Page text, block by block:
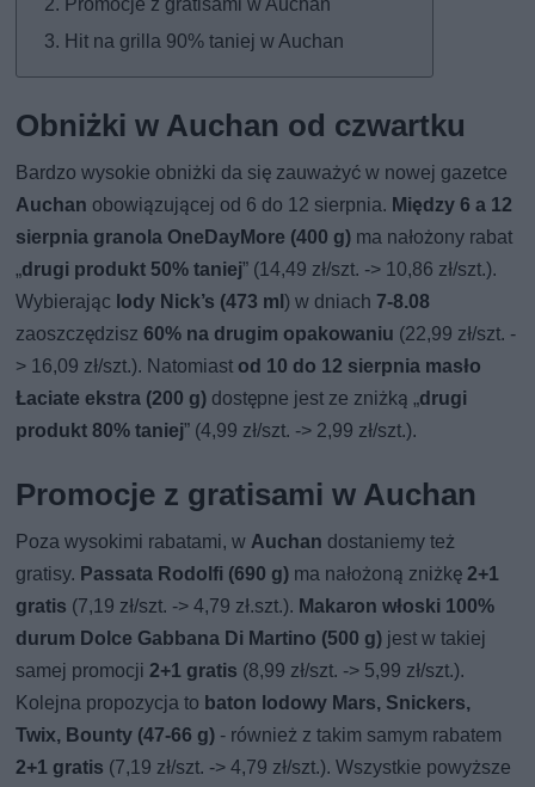
Promocje z gratisami w Auchan
Hit na grilla 90% taniej w Auchan
Obniżki w Auchan od czwartku
Bardzo wysokie obniżki da się zauważyć w nowej gazetce
Auchan obowiązującej od 6 do 12 sierpnia. Między 6 a 12
sierpnia granola OneDayMore (400 g) ma nałożony rabat
„drugi produkt 50% taniej” (14,49 zł/szt. -> 10,86 zł/szt.).
Wybierając lody Nick’s (473 ml) w dniach 7-8.08
zaoszczędzisz60% na drugim opakowaniu (22,99 zł/szt. -
> 16,09 zł/szt.). Natomiast od 10 do 12 sierpnia masło
Łaciate ekstra (200 g) dostępne jest ze zniżką „drugi
produkt 80% taniej” (4,99 zł/szt. -> 2,99 zł/szt.).
Promocje z gratisami w Auchan
Poza wysokimi rabatami, wAuchan dostaniemy też
gratisy. Passata Rodolfi (690 g) ma nałożoną zniżkę2+1
gratis (7,19 zł/szt. -> 4,79 zł.szt.). Makaron włoski 100%
durum Dolce Gabbana Di Martino (500 g) jest w takiej
samej promocji2+1 gratis (8,99 zł/szt. -> 5,99 zł/szt.).
Kolejna propozycja to baton lodowy Mars, Snickers,
Twix, Bounty (47-66 g) - również z takim samym rabatem
2+1 gratis (7,19 zł/szt. -> 4,79 zł/szt.). Wszystkie powyższe